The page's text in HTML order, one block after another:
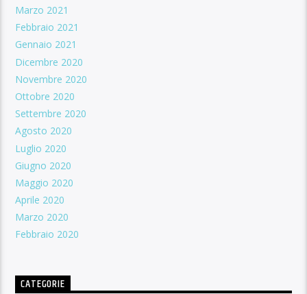
Marzo 2021
Febbraio 2021
Gennaio 2021
Dicembre 2020
Novembre 2020
Ottobre 2020
Settembre 2020
Agosto 2020
Luglio 2020
Giugno 2020
Maggio 2020
Aprile 2020
Marzo 2020
Febbraio 2020
CATEGORIE